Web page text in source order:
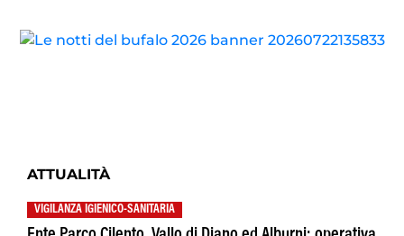
ATTUALITÀ
VIGILANZA IGIENICO-SANITARIA